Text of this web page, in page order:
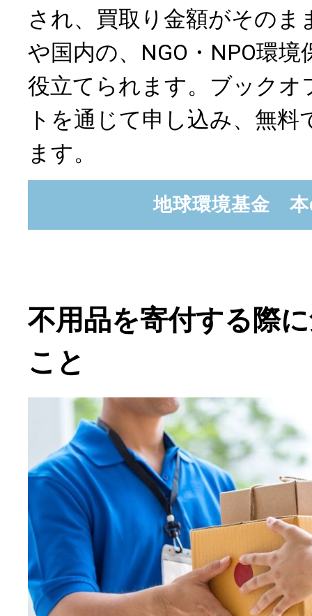
され、買取り金額がそのま
や国内の、NGO・NPO環
役立てられます。ブックオ
トを通じて申し込み、無
ます。
地球環境基金 本
不用品を寄付する際
こと